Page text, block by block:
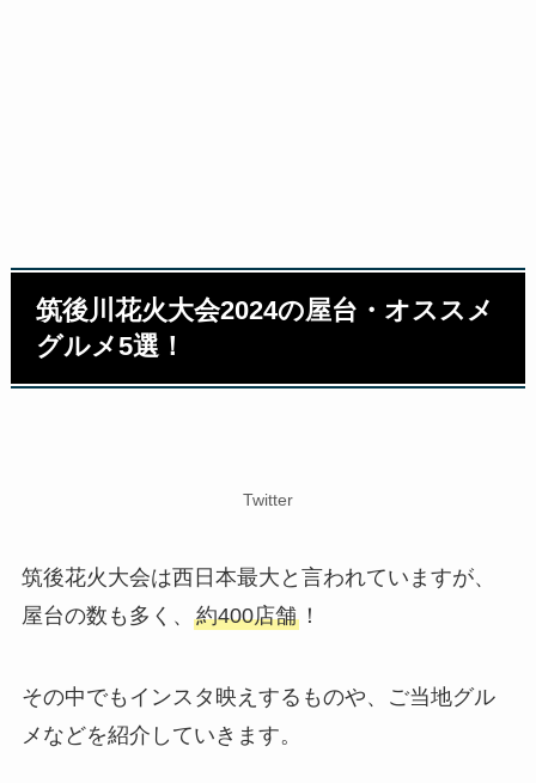
筑後川花火大会2024の屋台・オススメ
グルメ5選！
Twitter
筑後花火大会は西日本最大と言われていますが、
屋台の数も多く、 約400店舗！
その中でもインスタ映えするものや、ご当地グル
メなどを紹介していきます。